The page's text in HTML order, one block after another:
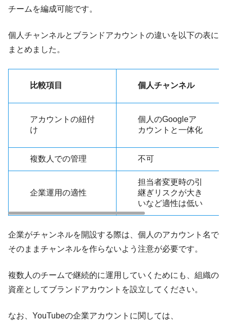
チームを編成可能です。
個人チャンネルとブランドアカウントの違いを以下の表に
まとめました。
比較項目 個人チャンネル
アカウントの紐付
け
個人のGoogleア
カウントと一体化
複数人での管理 不可
企業運用の適性
担当者変更時の引
継ぎリスクが大き
いなど適性は低い
企業がチャンネルを開設する際は、個人のアカウント名で
そのままチャンネルを作らないよう注意が必要です。
複数人のチームで継続的に運用していくためにも、組織の
資産としてブランドアカウントを設立してください。
なお、YouTubeの企業アカウントに関しては、